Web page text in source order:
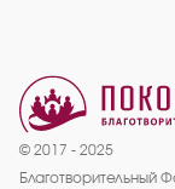
© 2017 - 2025
Благотворительный